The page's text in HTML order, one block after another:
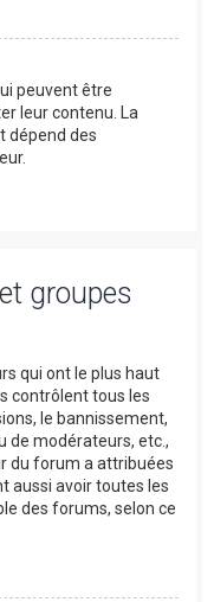
peuvent être
leur contenu. La
dépend des
groupes
qui ont le plus haut
contrôlent tous les
le bannissement,
de modérateurs, etc.,
du forum a attribuées
aussi avoir toutes les
des forums, selon ce